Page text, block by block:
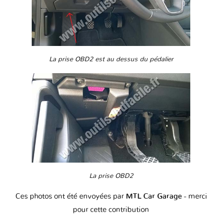
La prise OBD2 est au dessus du pédalier
La prise OBD2
Ces photos ont été envoyées par MTL Car Garage - merci
pour cette contribution